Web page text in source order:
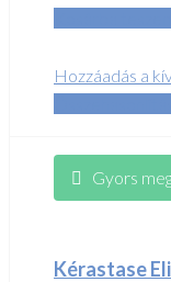
Hozzáadás a
Gyors
Kérastase